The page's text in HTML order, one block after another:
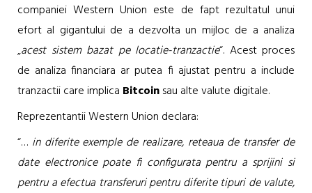
companiei Western Union este de fapt rezultatul unui
efort al gigantului de a dezvolta un mijloc de a analiza
„acest sistem bazat pe locatie-tranzactie“. Acest proces
de analiza financiara ar putea fi ajustat pentru a include
tranzactii care implica Bitcoinsau alte valute digitale.
Reprezentantii Western Union declara:
“… in diferite exemple de realizare, reteaua de transfer de
date electronice poate fi configurata pentru a sprijini si
pentru a efectua transferuri pentru diferite tipuri de valute,